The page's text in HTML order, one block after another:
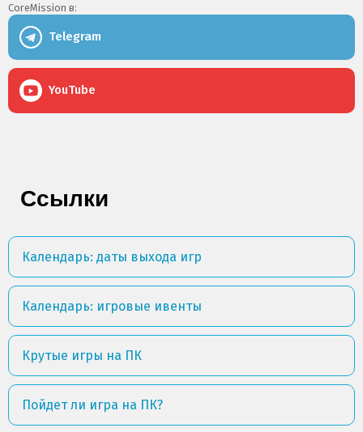
CoreMission в:
Telegram
YouTube
Ссылки
Календарь: даты выхода игр
Календарь: игровые ивенты
Крутые игры на ПК
Пойдет ли игра на ПК?